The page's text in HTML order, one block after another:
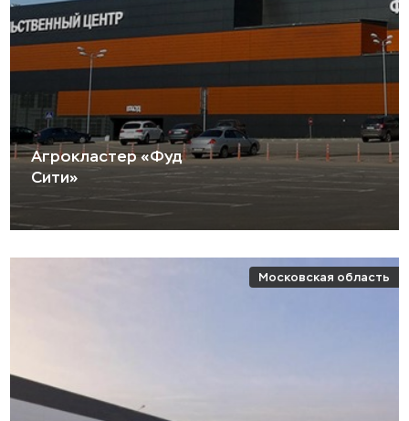
Агрокластер «Фуд
Сити»
Московская область